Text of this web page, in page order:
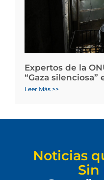
Expertos de la
“Gaza silenciosa”
Leer Más >>
Noticias
Sin